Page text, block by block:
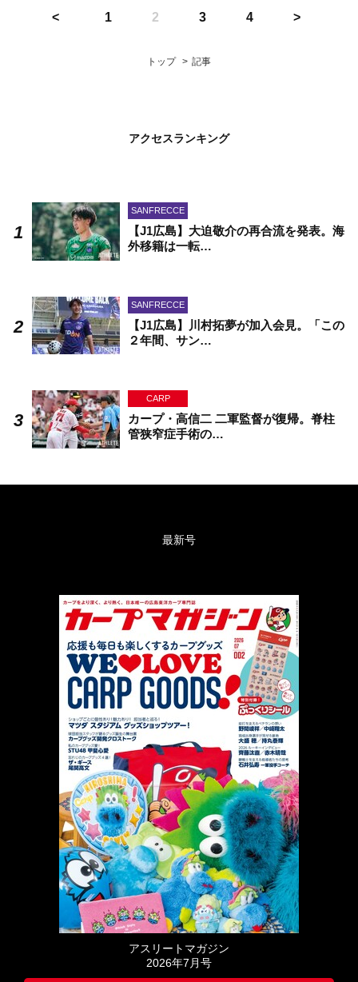
1 2 3 4
トップ 記事
アクセスランキング
SANFRECCE
【J1広島】大迫敬介の再合流を発表。海
外移籍は一転…
SANFRECCE
【J1広島】川村拓夢が加入会見。「この
２年間、サン…
CARP
カープ・高信二 二軍監督が復帰。脊柱
管狭窄症手術の…
最新号
アスリートマガジン
2026年7月号